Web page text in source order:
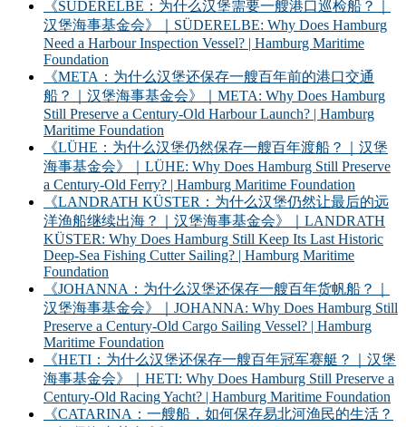
《SÜDERELBE：为什么汉堡需要一艘港口巡检船？｜
汉堡海事基金会》｜SÜDERELBE: Why Does Hamburg
Need a Harbour Inspection Vessel? | Hamburg Maritime
Foundation
《META：为什么汉堡还保存一艘百年前的港口交通
船？｜汉堡海事基金会》｜META: Why Does Hamburg
Still Preserve a Century-Old Harbour Launch? | Hamburg
Maritime Foundation
《LÜHE：为什么汉堡仍然保存一艘百年渡船？｜汉堡
海事基金会》｜LÜHE: Why Does Hamburg Still Preserve
a Century-Old Ferry? | Hamburg Maritime Foundation
《LANDRATH KÜSTER：为什么汉堡仍然让最后的远
洋渔船继续出海？｜汉堡海事基金会》｜LANDRATH
KÜSTER: Why Does Hamburg Still Keep Its Last Historic
Deep-Sea Fishing Cutter Sailing? | Hamburg Maritime
Foundation
《JOHANNA：为什么汉堡还保存一艘百年货帆船？｜
汉堡海事基金会》｜JOHANNA: Why Does Hamburg Still
Preserve a Century-Old Cargo Sailing Vessel? | Hamburg
Maritime Foundation
《HETI：为什么汉堡还保存一艘百年冠军赛艇？｜汉堡
海事基金会》｜HETI: Why Does Hamburg Still Preserve a
Century-Old Racing Yacht? | Hamburg Maritime Foundation
《CATARINA：一艘船，如何保存易北河渔民的生活？